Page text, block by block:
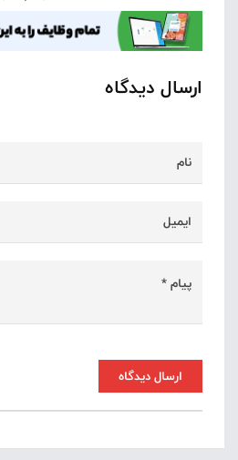
ارسال دیدگاه
ارسال دیدگاه